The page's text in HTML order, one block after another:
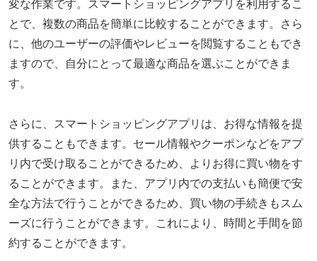
変な作業です。スマートショッピングアプリを利用するこ
とで、複数の商品を簡単に比較することができます。さら
に、他のユーザーの評価やレビューを閲覧することもでき
ますので、自分にとって最適な商品を選ぶことができま
す。
さらに、スマートショッピングアプリは、お得な情報を提
供することもできます。セール情報やクーポンなどをアプ
リ内で受け取ることができるため、よりお得に買い物をす
ることができます。また、アプリ内での支払いも簡便で安
全な方法で行うことができるため、買い物の手続きもスム
ーズに行うことができます。これにより、時間と手間を節
約することができます。